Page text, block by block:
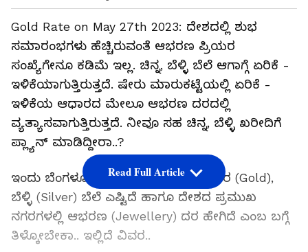
Gold Rate on May 27th 2023: ದೇಶದಲ್ಲಿ ಶುಭ
ಸಮಾರಂಭಗಳು ಹೆಚ್ಚಿರುವಂತೆ ಆಭರಣ ಪ್ರಿಯರ
ಸಂಖ್ಯೆಗೇನೂ ಕಡಿಮೆ ಇಲ್ಲ. ಚಿನ್ನ, ಬೆಳ್ಳಿ ಬೆಲೆ ಆಗಾಗ್ಗೆ ಏರಿಕೆ -
ಇಳಿಕೆಯಾಗುತ್ತಿರುತ್ತದೆ. ಷೇರು ಮಾರುಕಟ್ಟೆಯಲ್ಲಿ ಏರಿಕೆ -
ಇಳಿಕೆಯ ಆಧಾರದ ಮೇಲೂ ಆಭರಣ ದರದಲ್ಲಿ
ವ್ಯತ್ಯಾಸವಾಗುತ್ತಿರುತ್ತದೆ. ನೀವೂ ಸಹ ಚಿನ್ನ, ಬೆಳ್ಳಿ ಖರೀದಿಗೆ
ಪ್ಲ್ಯಾನ್‌ ಮಾಡಿದ್ದೀರಾ..?
ಇಂದು ಬೆಂಗಳೂರಿನಲ್ಲಿ (Bengaluru) ಬಂಗಾರ (Gold),
ಬೆಳ್ಳಿ (Silver) ಬೆಲೆ ಎಷ್ಟಿದೆ ಹಾಗೂ ದೇಶದ ಪ್ರಮುಖ
ನಗರಗಳಲ್ಲಿ ಆಭರಣ (Jewellery) ದರ ಹೇಗಿದೆ ಎಂಬ ಬಗ್ಗೆ
ತಿಳ್ಕೋಬೇಕಾ.. ಇಲ್ಲಿದೆ ವಿವರ..
Read Full Article